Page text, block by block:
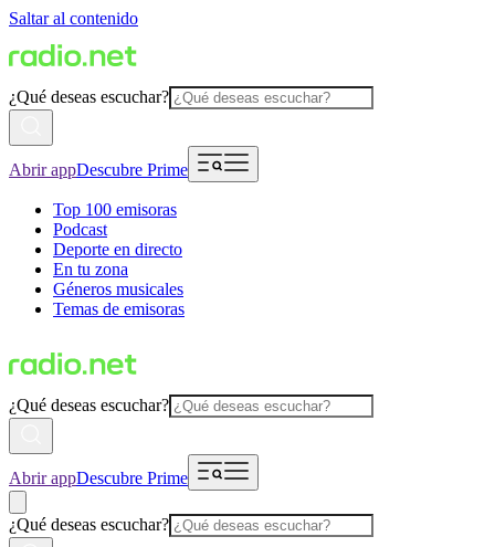
Saltar al contenido
¿Qué deseas escuchar?
Abrir appDescubre Prime
Top 100 emisoras
Podcast
Deporte en directo
En tu zona
Géneros musicales
Temas de emisoras
¿Qué deseas escuchar?
Abrir appDescubre Prime
¿Qué deseas escuchar?